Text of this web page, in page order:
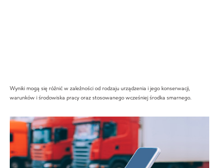
Wyniki mogą się różnić w zależności od rodzaju urządzenia i jego konserwacji,
warunków i środowiska pracy oraz stosowanego wcześniej środka smarnego.